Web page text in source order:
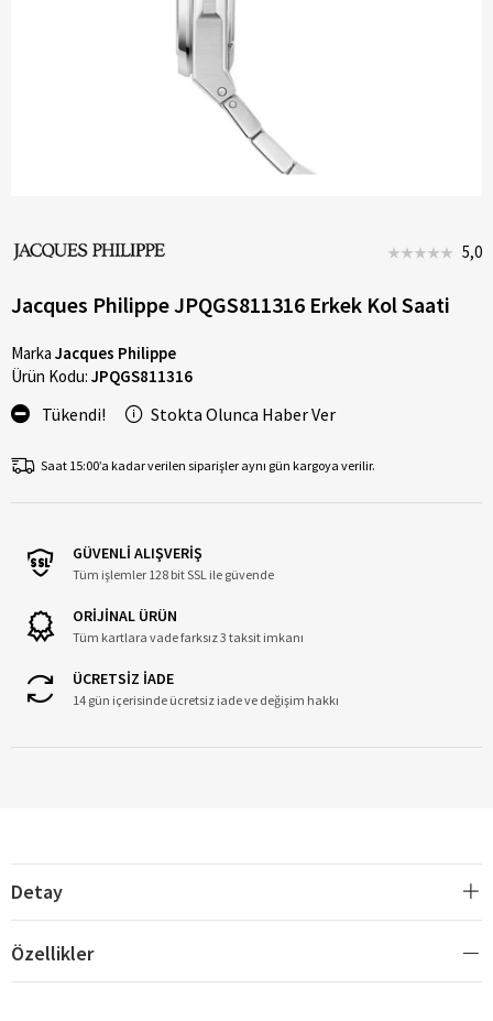
5,0
Jacques Philippe JPQGS811316 Erkek Kol Saati
Marka Jacques Philippe
Ürün Kodu: JPQGS811316
Tükendi! Stokta Olunca Haber Ver
Saat 15:00’a kadar verilen siparişler aynı gün kargoya verilir.
GÜVENLİ ALIŞVERİŞ
Tüm işlemler 128 bit SSL ile güvende
ORİJİNAL ÜRÜN
Tüm kartlara vade farksız 3 taksit imkanı
ÜCRETSİZ İADE
14 gün içerisinde ücretsiz iade ve değişim hakkı
Detay
Özellikler